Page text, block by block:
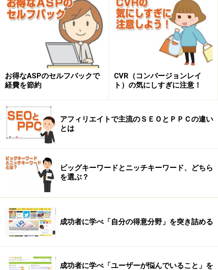
お得なASPのセルフバックで
経費を節約
CVR（コンバージョンレイ
ト）の気にしすぎに注意！
アフィリエイトで主流のＳＥＯとＰＰＣの違い
とは
ビッグキーワードとニッチキーワード、どちら
を選ぶ？
成功者に学べ「自分の得意分野」を突き詰める
成功者に学べ「ユーザーが悩んでいること」を